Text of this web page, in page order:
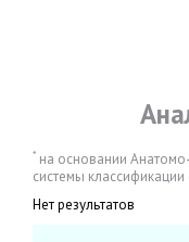
* на основании
системы
Нет результатов